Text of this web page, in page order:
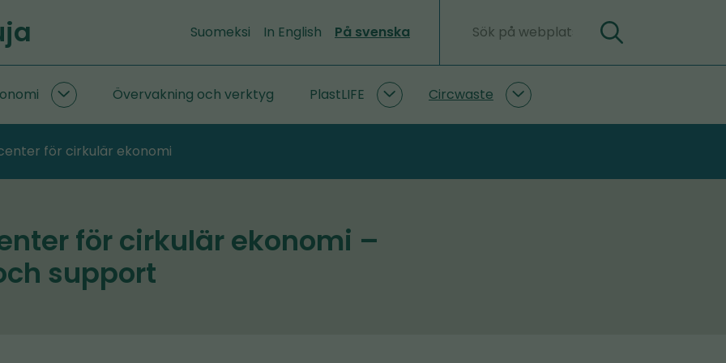
Suomeksi In English På svenska Sökord Sök
Forskning
om
ekonomi
Övervakning och verktyg PlastLIFE
PlastLIFE
undersidor
Circwaste
Circwaste
undersidor
för cirkulär ekonomi
för cirkulär ekonomi –
support